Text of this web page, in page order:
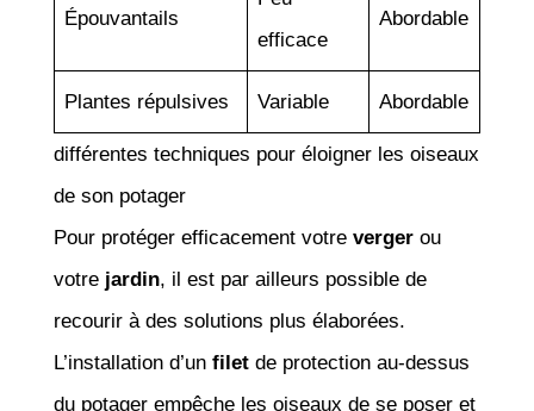
Épouvantails
efficace
Abordable
Plantes répulsives Variable Abordable
différentes techniques pour éloigner les oiseaux
de son potager
Pour protéger efficacement votre vergerou
votre jardin, il est par ailleurs possible de
recourir à des solutions plus élaborées.
L’installation d’un filetde protection au-dessus
du potager empêche les oiseaux de se poser et